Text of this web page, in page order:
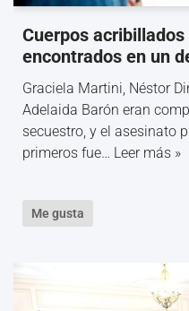
Cuerpos
encontrados en un
Graciela Martini, Néstor
Adelaida Barón eran
secuestro, y el asesinato
primeros fue… Leer más »
Me gusta